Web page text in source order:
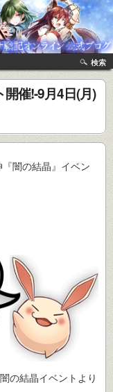
検索
催!-9月4日(月)
闇の結晶』イベン
の結晶イベントより